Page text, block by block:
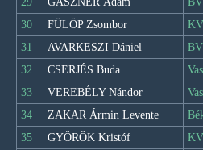
30
FÜLÖP Zsombor
31
AVARKESZI Dániel
32
CSERJÉS Buda
33
VEREBÉLY Nándor
34
ZAKAR Ármin Levente
35
GYÖRÖK Kristóf